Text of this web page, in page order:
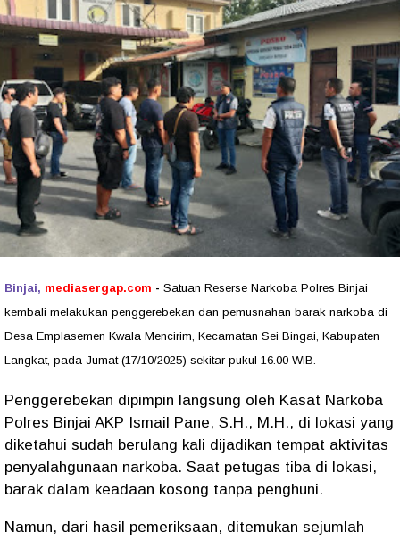
Binjai, mediasergap.com - Satuan Reserse Narkoba Polres Binjai
kembali melakukan penggerebekan dan pemusnahan barak narkoba di
Desa Emplasemen Kwala Mencirim, Kecamatan Sei Bingai, Kabupaten
Langkat, pada Jumat (17/10/2025) sekitar pukul 16.00 WIB.
Penggerebekan dipimpin langsung oleh Kasat Narkoba
Polres Binjai AKP Ismail Pane, S.H., M.H., di lokasi yang
diketahui sudah berulang kali dijadikan tempat aktivitas
penyalahgunaan narkoba. Saat petugas tiba di lokasi,
barak dalam keadaan kosong tanpa penghuni.
Namun, dari hasil pemeriksaan, ditemukan sejumlah